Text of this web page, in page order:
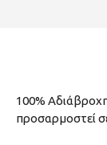
100%
προσαρμοστεί